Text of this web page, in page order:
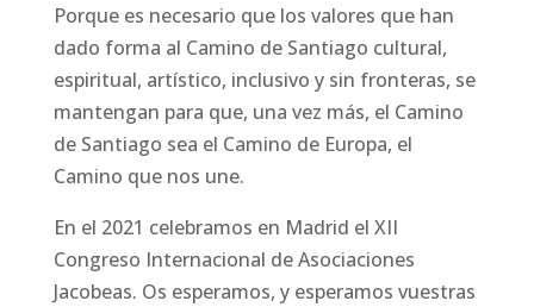
Porque es necesario que los valores que han
dado forma al Camino de Santiago cultural,
espiritual, artístico, inclusivo y sin fronteras, se
mantengan para que, una vez más, el Camino
de Santiago sea el Camino de Europa, el
Camino que nos une.
En el 2021 celebramos en Madrid el XII
Congreso Internacional de Asociaciones
Jacobeas. Os esperamos, y esperamos vuestras